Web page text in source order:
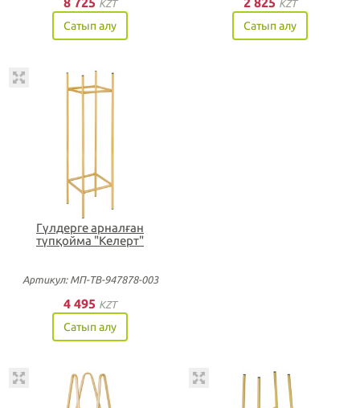
KZT
Сатып алу
KZT
Сатып алу
Гүлдерге арналған
түпқойма "Келерт"
Артикул: МП-ТВ-947878-003
4 495 KZT
Сатып алу